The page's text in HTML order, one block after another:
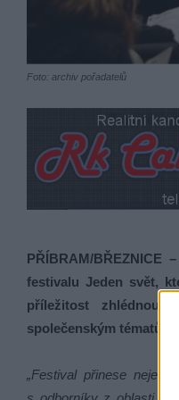
Foto: archiv pořadatelů
PŘÍBRAM/
festivalu Jeden svět,
příležitost zhlédnout
společenským
„Festival přinese nejen